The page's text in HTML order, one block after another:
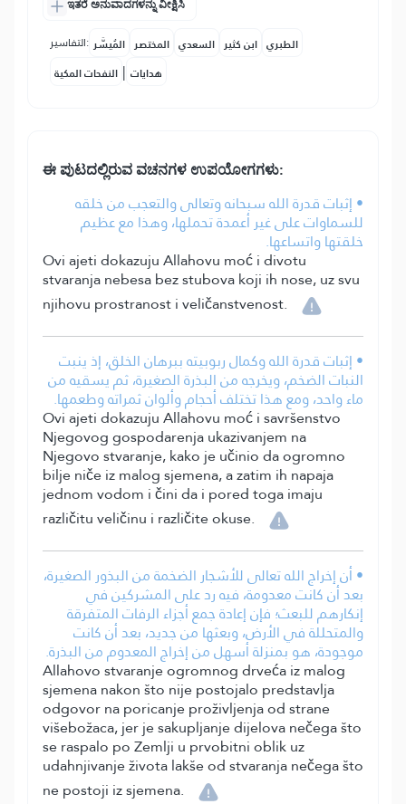
ಇತರೆ ಅನುವಾದಗಳನ್ನು ವೀಕ್ಷಿಸಿ
التفاسير: المُيسَّر المختصر السعدي ابن كثير الطبري
النفحات المكية | هدايات
ಈ ಪುಟದಲ್ಲಿರುವ ವಚನಗಳ ಉಪಯೋಗಗಳು:
• إثبات قدرة الله سبحانه وتعالى والتعجب من خلقه
للسماوات على غير أعمدة تحملها، وهذا مع عظيم
خلقتها واتساعها.
Ovi ajeti dokazuju Allahovu moć i divotu
stvaranja nebesa bez stubova koji ih nose, uz svu
njihovu prostranost i veličanstvenost.
• إثبات قدرة الله وكمال ربوبيته ببرهان الخلق، إذ ينبت
النبات الضخم، ويخرجه من البذرة الصغيرة، ثم يسقيه من
ماء واحد، ومع هذا تختلف أحجام وألوان ثمراته وطعمها.
Ovi ajeti dokazuju Allahovu moć i savršenstvo
Njegovog gospodarenja ukazivanjem na
Njegovo stvaranje, kako je učinio da ogromno
bilje niče iz malog sjemena, a zatim ih napaja
jednom vodom i čini da i pored toga imaju
različitu veličinu i različite okuse.
• أن إخراج الله تعالى للأشجار الضخمة من البذور الصغيرة،
بعد أن كانت معدومة، فيه رد على المشركين في
إنكارهم للبعث؛ فإن إعادة جمع أجزاء الرفات المتفرقة
والمتحللة في الأرض، وبعثها من جديد، بعد أن كانت
موجودة، هو بمنزلة أسهل من إخراج المعدوم من البذرة.
Allahovo stvaranje ogromnog drveća iz malog
sjemena nakon što nije postojalo predstavlja
odgovor na poricanje proživljenja od strane
višebožaca, jer je sakupljanje dijelova nečega što
se raspalo po Zemlji u prvobitni oblik uz
udahnjivanje života lakše od stvaranja nečega što
ne postoji iz sjemena.